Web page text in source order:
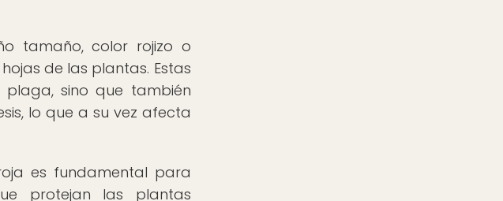
tamaño, color rojizo o
de las plantas. Estas
sino que también
lo que a su vez afecta
es fundamental para
protejan las plantas